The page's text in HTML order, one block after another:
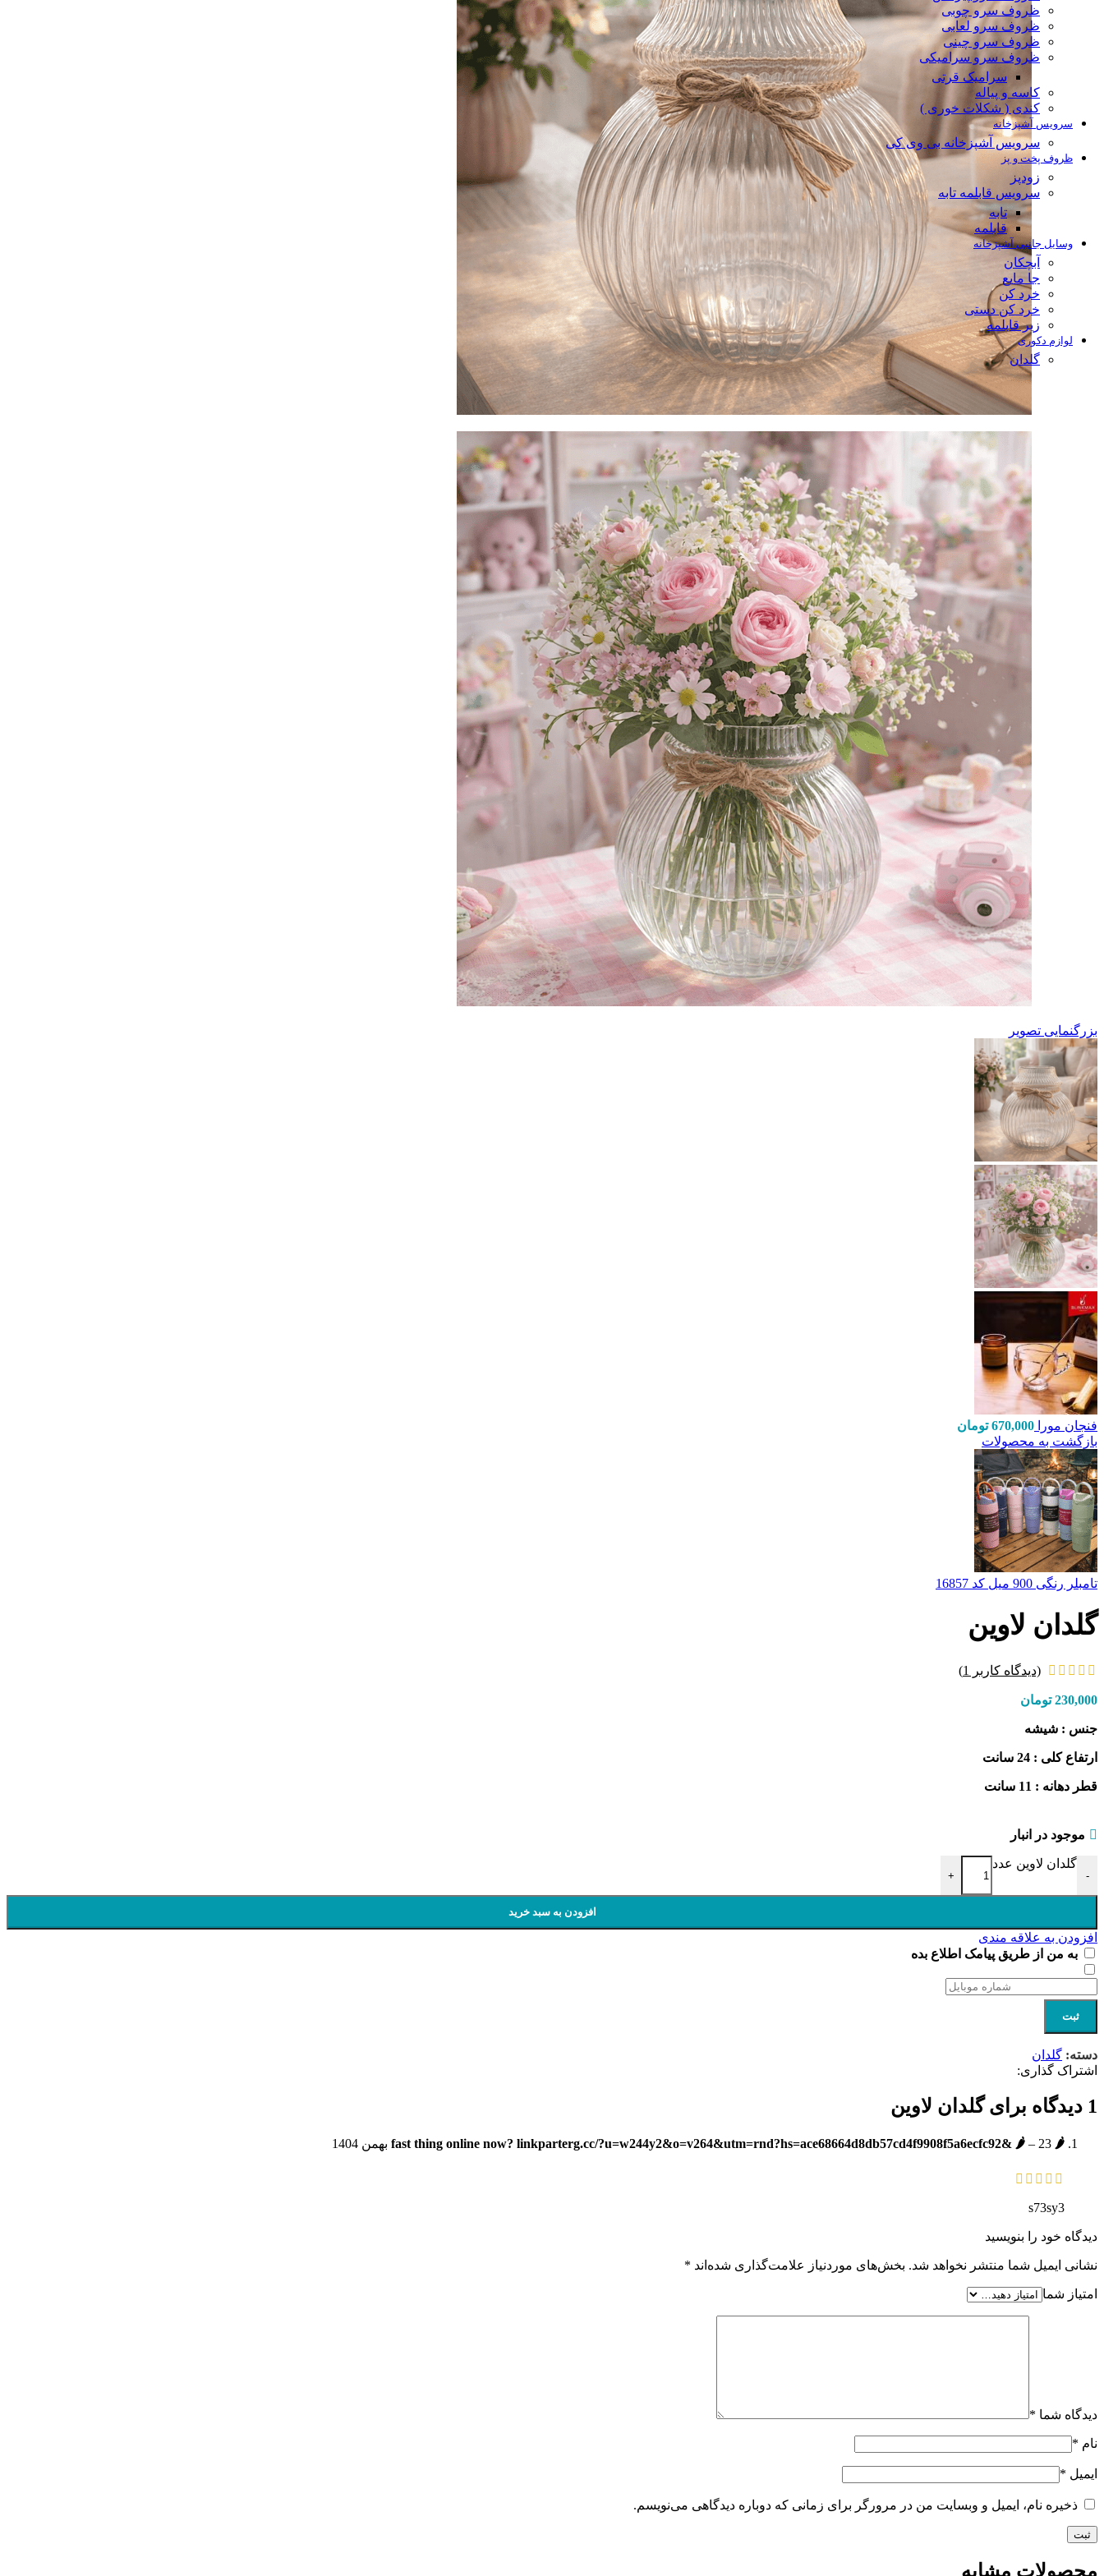
ظروف سرو چوبی
ظروف سرو لعابی
ظروف سرو چینی
ظروف سرو سرامیکی
سرامیک قرتی
کاسه و پیاله
کندی ( شکلات خوری )
سرویس آشپزخانه
سرویس آشپزخانه بی وی کی
ظروف پخت و پز
زودپز
سرویس قابلمه تابه
تابه
قابلمه
وسایل جانبی آشپزخانه
آبچکان
جا مایع
خرد کن
خرد کن دستی
زیر قابلمه
لوازم دکوری
گلدان
بزرگنمایی تصویر
فنجان مورا 670,000 تومان
بازگشت به محصولات
تامبلر رنگی 900 میل کد 16857
گلدان لاوین
(دیدگاه کاربر 1
)
230,000 تومان
جنس : شیشه
ارتفاع کلی : 24 سانت
قطر دهانه : 11 سانت
موجود در انبار
-
گلدان لاوین عدد
+
افزودن به سبد خرید
افزودن به علاقه مندی
به من از طریق پیامک اطلاع بده
ثبت
دسته: گلدان
اشتراک گذاری:
1 دیدگاه برای گلدان لاوین
🌶️ fast thing online now? linkparterg.cc/?u=w244y2&o=v264&utm=rnd?hs=ace68664d8db57cd4f9908f5a6ecfc92& 🌶️
– 23 بهمن 1404
s73sy3
دیدگاه خود را بنویسید
نشانی ایمیل شما منتشر نخواهد شد. بخش‌های موردنیاز علامت‌گذاری شده‌اند *
امتیاز شما
دیدگاه شما *
نام *
ایمیل *
ذخیره نام، ایمیل و وبسایت من در مرورگر برای زمانی که دوباره دیدگاهی می‌نویسم.
محصولات مشابه